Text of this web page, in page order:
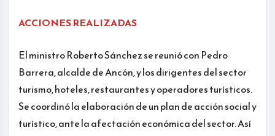
ACCIONES REALIZADAS
El ministro Roberto Sánchez se reunió con Pedro
Barrera, alcalde de Ancón, y los dirigentes del sector
turismo, hoteles, restaurantes y operadores turísticos.
Se coordinó la elaboración de un plan de acción social y
turístico, ante la afectación económica del sector. Así